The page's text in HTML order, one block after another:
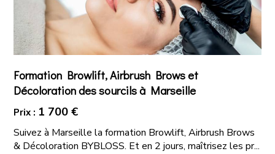
Formation Browlift, Airbrush Brows et
Décoloration des sourcils à Marseille
Prix : 1 700 €
Suivez à Marseille la formation Browlift, Airbrush Brows
& Décoloration BYBLOSS. Et en 2 jours, maîtrisez les pr...